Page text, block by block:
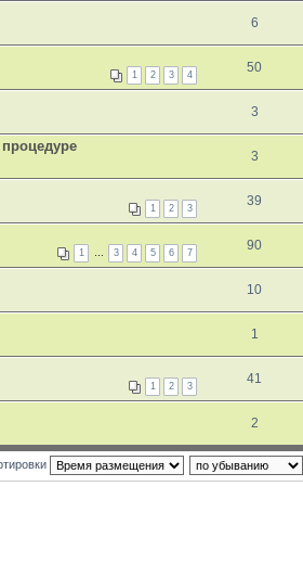
6
1 2 3 4 50
3
3
1 2 3 39
1 … 3 4 5 6 7 90
10
1
1 2 3 41
2